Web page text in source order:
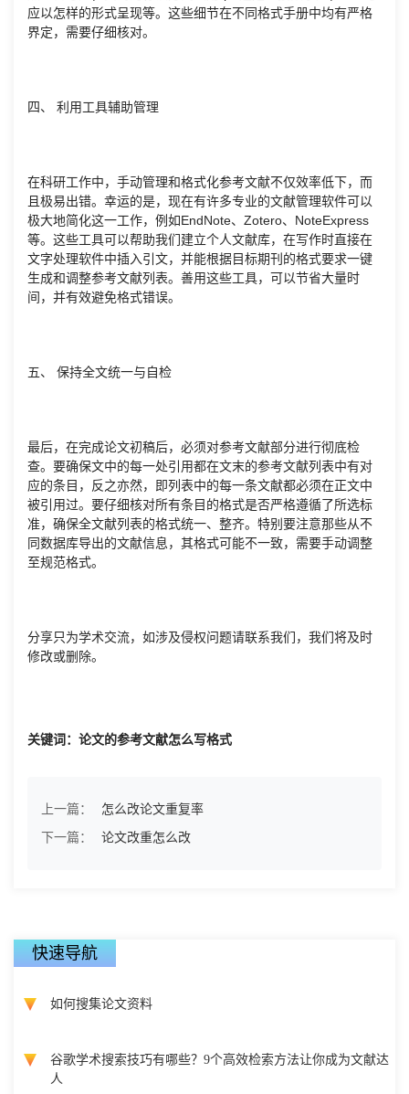
应以怎样的形式呈现等。这些细节在不同格式手册中均有严格
界定，需要仔细核对。
四、 利用工具辅助管理
在科研工作中，手动管理和格式化参考文献不仅效率低下，而
且极易出错。幸运的是，现在有许多专业的文献管理软件可以
极大地简化这一工作，例如EndNote、Zotero、NoteExpress
等。这些工具可以帮助我们建立个人文献库，在写作时直接在
文字处理软件中插入引文，并能根据目标期刊的格式要求一键
生成和调整参考文献列表。善用这些工具，可以节省大量时
间，并有效避免格式错误。
五、 保持全文统一与自检
最后，在完成论文初稿后，必须对参考文献部分进行彻底检
查。要确保文中的每一处引用都在文末的参考文献列表中有对
应的条目，反之亦然，即列表中的每一条文献都必须在正文中
被引用过。要仔细核对所有条目的格式是否严格遵循了所选标
准，确保全文献列表的格式统一、整齐。特别要注意那些从不
同数据库导出的文献信息，其格式可能不一致，需要手动调整
至规范格式。
分享只为学术交流，如涉及侵权问题请联系我们，我们将及时
修改或删除。
关键词：论文的参考文献怎么写格式
上一篇：
怎么改论文重复率
下一篇：
论文改重怎么改
快速导航
如何搜集论文资料
谷歌学术搜索技巧有哪些？9个高效检索方法让你成为文献达
人